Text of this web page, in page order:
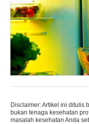
Disclaimer: Artikel ini ditulis
bukan tenaga kesehatan
masalah kesehatan Anda